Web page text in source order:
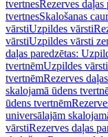
tvertnesRezerves daļas
tvertnesSkalošanas
vārstiUzpildes vārsti
vārstiUzpildes vārsti
daļas paredzētas:
tvertnēmUzpildes
tvertnēmRezerves
skalojamā ūdens
ūdens tvertnēm
universālajām
vārstiRezerves daļas